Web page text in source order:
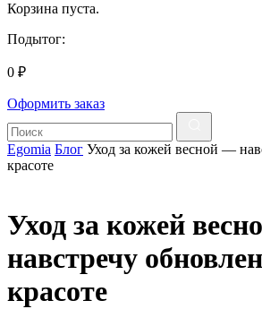
Корзина пуста.
Подытог:
0 ₽
Оформить заказ
Egomia Блог Уход за кожей весной —
красоте
Уход за кожей
навстречу
красоте